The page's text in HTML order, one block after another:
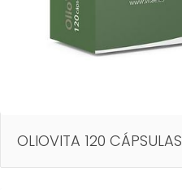
OLIOVITA 120 CÁPSULAS